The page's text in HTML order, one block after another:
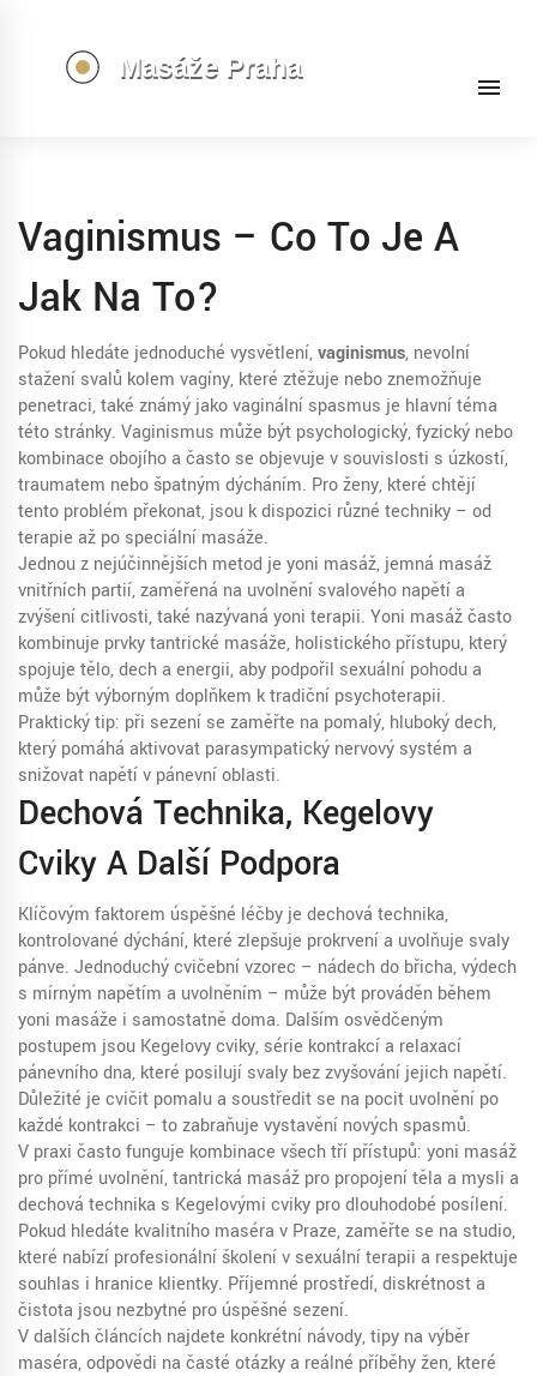
Vaginismus – Co To Je A
Jak Na To?
Pokud hledáte jednoduché vysvětlení,vaginismus, nevolní
stažení svalů kolem vagíny, které ztěžuje nebo znemožňuje
penetraci, také známý jakovaginální spasmus je hlavní téma
této stránky. Vaginismus může být psychologický, fyzický nebo
kombinace obojího a často se objevuje v souvislosti s úzkostí,
traumatem nebo špatným dýcháním. Pro ženy, které chtějí
tento problém překonat, jsou k dispozici různé techniky – od
terapie až po speciální masáže.
Jednou z nejúčinnějších metod je yoni masáž, jemná masáž
vnitřních partií, zaměřená na uvolnění svalového napětí a
zvýšení citlivosti, také nazývaná yoni terapii. Yoni masáž často
kombinuje prvkytantrické masáže, holistického přístupu, který
spojuje tělo, dech a energii, aby podpořil sexuální pohodua
může být výborným doplňkem k tradiční psychoterapii.
Praktický tip: při sezení se zaměřte na pomalý, hluboký dech,
který pomáhá aktivovat parasympatický nervový systém a
snižovat napětí v pánevní oblasti.
Dechová Technika, Kegelovy
Cviky A Další Podpora
Klíčovým faktorem úspěšné léčby je dechová technika,
kontrolované dýchání, které zlepšuje prokrvení a uvolňuje svaly
pánve. Jednoduchý cvičební vzorec – nádech do břicha, výdech
s mírným napětím a uvolněním – může být prováděn během
yoni masáže i samostatně doma. Dalším osvědčeným
postupem jsou Kegelovy cviky, série kontrakcí a relaxací
pánevního dna, které posilují svaly bez zvyšování jejich napětí.
Důležité je cvičit pomalu a soustředit se na pocit uvolnění po
každé kontrakci – to zabraňuje vystavění nových spasmů.
V praxi často funguje kombinace všech tří přístupů: yoni masáž
pro přímé uvolnění, tantrická masáž pro propojení těla a mysli a
dechová technika s Kegelovými cviky pro dlouhodobé posílení.
Pokud hledáte kvalitního maséra v Praze, zaměřte se na studio,
které nabízí profesionální školení v sexuální terapii a respektuje
souhlas i hranice klientky. Příjemné prostředí, diskrétnost a
čistota jsou nezbytné pro úspěšné sezení.
V dalších článcích najdete konkrétní návody, tipy na výběr
maséra, odpovědi na časté otázky a reálné příběhy žen, které